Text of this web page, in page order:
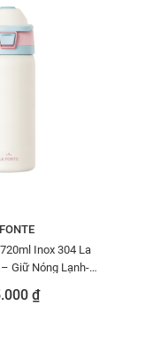
Inox 304 La
Giữ Nóng Lạnh-
₫